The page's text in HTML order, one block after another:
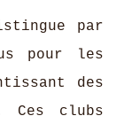
par
pour les
des
Ces clubs